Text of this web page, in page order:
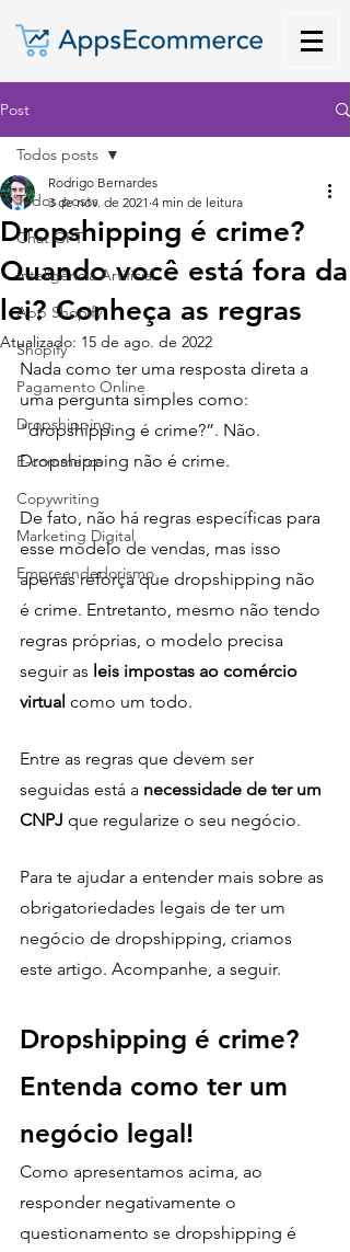
Post
Todos posts
Chat GPT
Inteligência Artificial
App Shopify
Shopify
Pagamento Online
Dropshipping
E-commerce
Copywriting
Marketing Digital
Empreendedorismo
Todos posts
Dropshipping é crime?
Quando você está fora da
lei? Conheça as regras
Rodrigo Bernardes
3 de nov. de 2021 4 min de leitura
Atualizado: 15 de ago. de 2022
Nada como ter uma resposta direta a
uma pergunta simples como:
"dropshipping é crime?”. Não.
Dropshipping não é crime.
De fato, não há regras específicas para
esse modelo de vendas, mas isso
apenas reforça que dropshipping não
é crime. Entretanto, mesmo não tendo
regras próprias, o modelo precisa
seguir as leis impostas ao comércio
virtual como um todo.
Entre as regras que devem ser
seguidas está a necessidade de ter um
CNPJ que regularize o seu negócio.
Para te ajudar a entender mais sobre as
obrigatoriedades legais de ter um
negócio de dropshipping, criamos
este artigo. Acompanhe, a seguir.
Dropshipping é crime?
Entenda como ter um
negócio legal!
Como apresentamos acima, ao
responder negativamente o
questionamento se dropshipping é